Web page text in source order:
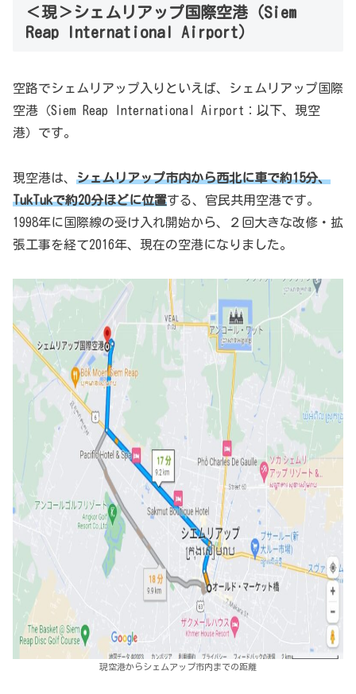
＜現＞シェムリアップ国際空港（Siem
Reap International Airport）
空路でシェムリアップ入りといえば、シェムリアップ国際
空港（Siem Reap International Airport：以下、現空
港）です。
現空港は、 シェムリアップ市内から西北に車で約15分、
TukTukで約20分ほどに位置する、官民共用空港です。
1998年に国際線の受け入れ開始から、２回大きな改修・拡
張工事を経て2016年、現在の空港になりました。
現空港からシェムアップ市内までの距離